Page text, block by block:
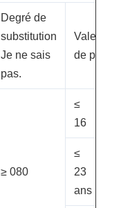
Degré de
substitution
Je ne sais
pas.
Valeur
de pH
≥ 080
≤
16
≤
23
ans